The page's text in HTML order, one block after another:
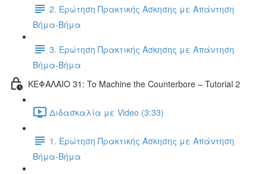
2. Ερώτηση Πρακτικής Άσκησης με Απάντηση
Βήμα-Βήμα
3. Ερώτηση Πρακτικής Άσκησης με Απάντηση
Βήμα-Βήμα
ΚΕΦΑΛΑΙΟ 31: To Machine the Counterbore – Tutorial 2
Διδασκαλία με Video (3:33)
1. Ερώτηση Πρακτικής Άσκησης με Απάντηση
Βήμα-Βήμα